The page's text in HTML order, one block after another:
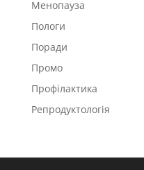
Менопауза
Пологи
Поради
Промо
Профілактика
Репродуктологія